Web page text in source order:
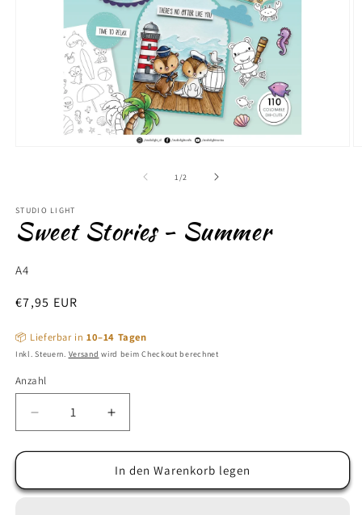
1/von
2
STUDIO LIGHT
Sweet Stories - Summer
A4
Normaler
€7,95 EUR
📦 Lieferbar in 10–14 Tagen
Inkl. Steuern. Versand wird beim Checkout berechnet
Anzahl
Anzahl
Verringere
die
Menge
Sweet
Erhöhe
die
Menge
für
Sweet
In den Warenkorb legen